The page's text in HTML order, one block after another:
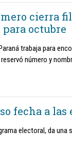
cierra
octubre
trabaja para
número y
fecha a
electoral, da una